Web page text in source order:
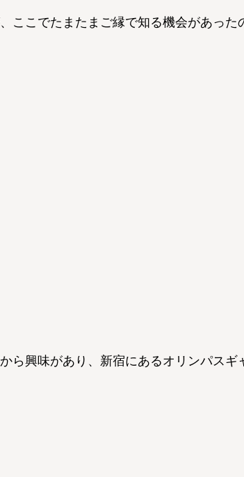
ここでたまたまご縁で知る機会があった
ら興味があり、新宿にあるオリンパスギ